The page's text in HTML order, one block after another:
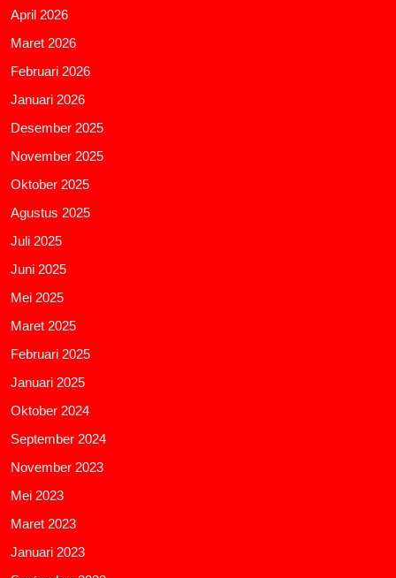
April 2026
Maret 2026
Februari 2026
Januari 2026
Desember 2025
November 2025
Oktober 2025
Agustus 2025
Juli 2025
Juni 2025
Mei 2025
Maret 2025
Februari 2025
Januari 2025
Oktober 2024
September 2024
November 2023
Mei 2023
Maret 2023
Januari 2023